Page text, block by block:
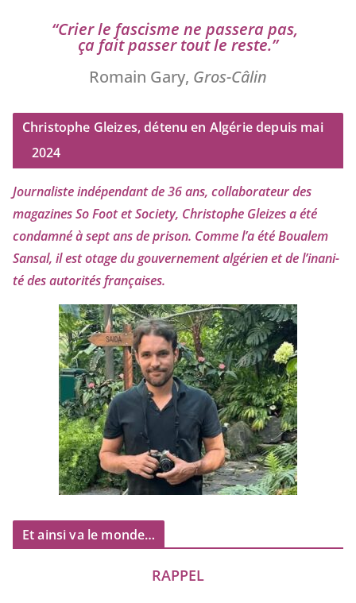
“Crier le fas­cisme ne pas­se­ra pas,
ça fait pas­ser tout le reste.”
Romain Gary, Gros-Câlin
Christophe Gleizes, détenu en Algérie depuis mai
2024
Journaliste indé­pen­dant de36ans, col­la­bo­ra­teur des
maga­zines So Foot et Society, Christophe Gleizesa été
condam­né à sept ans de pri­son. Comme l’a été Boualem
Sansal, il est otage du gou­ver­ne­ment algé­rien et de l’i­na­ni­
té des auto­ri­tés françaises.
Et ainsi va le monde…
RAPPEL